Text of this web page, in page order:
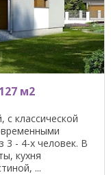
м2
с классической
3 - 4-х человек. В
кухня
...